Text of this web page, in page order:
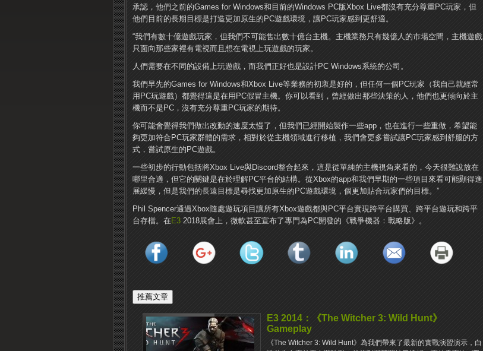
承認，他們之前的Games for Windows和目前的Windows PC版Xbox Live都沒有充分尊重PC玩家，但
他們目前的長期目標是打造更加原生的PC遊戲環境，讓PC玩家感到更舒適。
“我們有數十億遊戲玩家，但我們不可能售出數十億台主機。主機業務只有幾億人的市場空間，主機遊戲
只面向那些家裡有電視而且想在電視上玩遊戲的玩家。
人們需要在不同的設備上玩遊戲，而我們正好也是設計PC Windows系統的公司。
我們早先的Games for Windows和Xbox Live等業務的初衷是好的，但任何一個PC玩家（我自己就經常
用PC玩遊戲）都覺得這是在用PC假冒主機。你可以看到，曾經做出那些決策的人，他們也更傾向於主
機而不是PC，沒有充分尊重PC玩家的期待。
你可能會覺得我們做出改動的速度太慢了，但我們已經開始製作一些app，也在進行一些重做，希望能
夠更加符合PC玩家群體的需求，相對於從主機領域進行移植，我們會更多嘗試讓PC玩家感到舒服的方
式，嘗試原生的PC遊戲。
一些初步的行動包括將Xbox Live與Discord整合起來，這是從單純的主機視角來看的，今天很難說放在
哪里合適，但它的關鍵是在於理解PC平台的結構。從Xbox的app和我們早期的一些項目來看可能顯得進
展緩慢，但是我們的長遠目標是尋找更加原生的PC遊戲環境，個更加貼合玩家們的目標。”
Phil Spencer通過Xbox隨處遊玩項目讓所有Xbox遊戲都與PC平台實現跨平台購買、跨平台遊玩和跨平
台存檔。在E3 2018展會上，微軟甚至宣布了專門為PC開發的《戰爭機器：戰略版》。
E3 2014：《The Witcher 3: Wild Hunt》
Gameplay
《The Witcher 3: Wild Hunt》為我們帶來了最新的實戰演習演示，白